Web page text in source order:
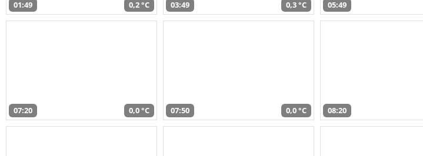
01:49 0,2 °C 03:49 0,3 °C 05:49
07:20 0,0 °C 07:50 0,0 °C 08:20